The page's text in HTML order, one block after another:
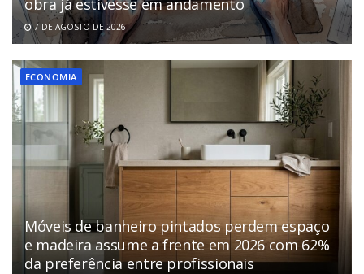
obra já estivesse em andamento
7 DE AGOSTO DE 2026
ECONOMIA
Móveis de banheiro pintados perdem espaço
e madeira assume a frente em 2026 com 62%
da preferência entre profissionais